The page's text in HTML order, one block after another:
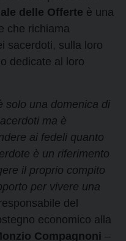
delle Offerte è una
che richiama
sacerdoti, sulla loro
dedicate al loro
solo una domenica di
ma è
ai fedeli quanto
è un riferimento
il proprio compito
per vivere una
del
economico alla
Compagnoni –